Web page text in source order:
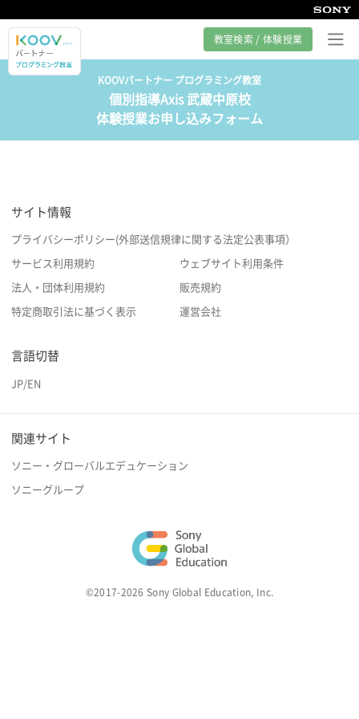
教室検索 / 体験授業
プログラミング教室とは
カリキュラム紹介
サポート
KOOVパートナー プログラミング教室
個別指導Axis 武蔵中原校
体験授業お申し込みフォーム
サイト情報
プライバシーポリシー(外部送信規律に関する法定公表事項）
サービス利用規約 ウェブサイト利用条件
法人・団体利用規約 販売規約
特定商取引法に基づく表示 運営会社
言語切替
JP/EN
関連サイト
ソニー・グローバルエデュケーション
ソニーグループ
©2017-2026 Sony Global Education, Inc.